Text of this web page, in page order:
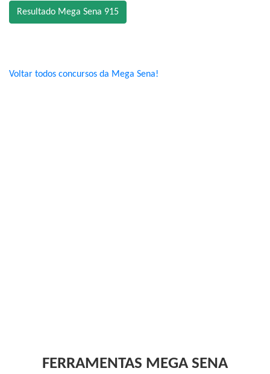
Resultado Mega Sena 915
Voltar todos concursos da Mega Sena!
FERRAMENTAS MEGA SENA